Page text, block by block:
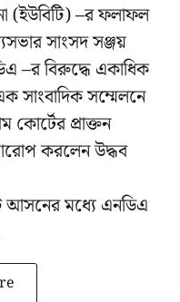
(ইউবিটি) –র ফলাফল
সাংসদ সঞ্জয়
–র বিরুদ্ধে একাধিক
সাংবাদিক সম্মেলনে
প্রাক্তন
করলেন উদ্ধব
টি আসনের মধ্যে এনডিএ